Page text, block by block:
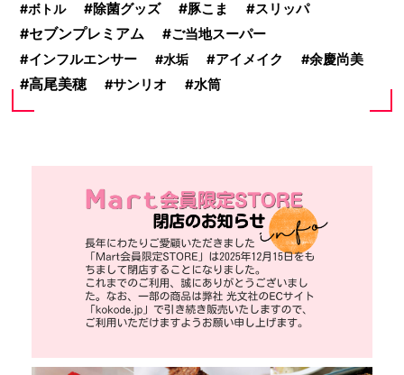
ボトル 除菌グッズ 豚こま スリッパ
セブンプレミアム ご当地スーパー
インフルエンサー 水垢 アイメイク 余慶尚美
高尾美穂 サンリオ 水筒